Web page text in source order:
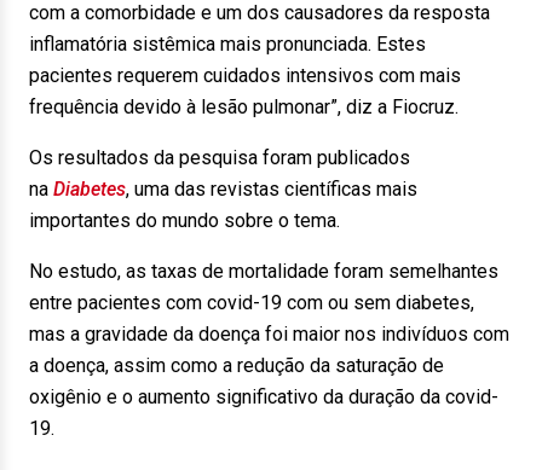
com a comorbidade e um dos causadores da resposta
inflamatória sistêmica mais pronunciada. Estes
pacientes requerem cuidados intensivos com mais
frequência devido à lesão pulmonar”, diz a Fiocruz.
Os resultados da pesquisa foram publicados
na Diabetes, uma das revistas científicas mais
importantes do mundo sobre o tema.
No estudo, as taxas de mortalidade foram semelhantes
entre pacientes com covid-19 com ou sem diabetes,
mas a gravidade da doença foi maior nos indivíduos com
a doença, assim como a redução da saturação de
oxigênio e o aumento significativo da duração da covid-
19.